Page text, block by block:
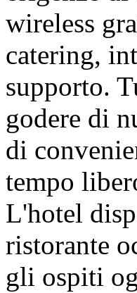
wireless
catering,
supporto.
godere di
di
tempo
L'hotel
ristorante
gli ospiti